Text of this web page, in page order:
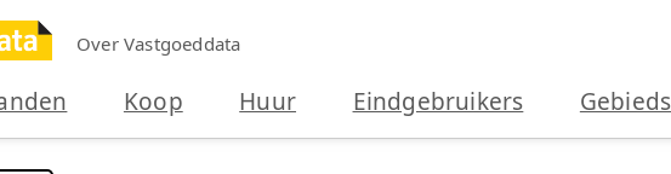
Over Vastgoeddata
Koop Huur Eindgebruikers